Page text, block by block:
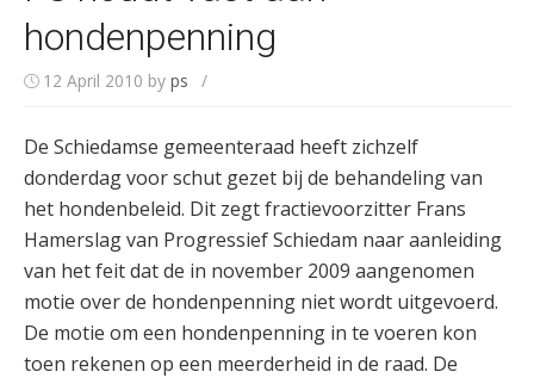
hondenpenning
12 April 2010 by ps /
De Schiedamse gemeenteraad heeft zichzelf
donderdag voor schut gezet bij de behandeling van
het hondenbeleid. Dit zegt fractievoorzitter Frans
Hamerslag van Progressief Schiedam naar aanleiding
van het feit dat de in november 2009 aangenomen
motie over de hondenpenning niet wordt uitgevoerd.
De motie om een hondenpenning in te voeren kon
toen rekenen op een meerderheid in de raad. De